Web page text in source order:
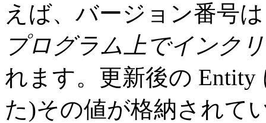
えば、バージョン番号
プログラム上でインク
れます。更新後の
た)その値が格納されて